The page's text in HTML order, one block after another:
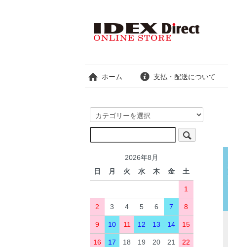
ホーム 支払・配送について
2026年8月
日
月 火 水 木 金 土
1
2 3 4 5 6 7 8
9 10 11 12 13 14 15
16 17 18 19 20 21 22